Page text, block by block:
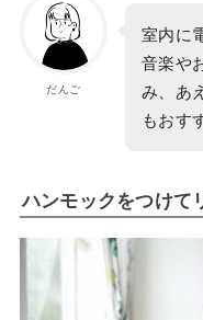
だんご
室内に
音楽や
み、あ
もおす
ハンモックをつけて